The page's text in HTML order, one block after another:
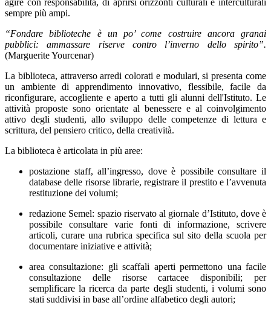
agire con responsabilità, di aprirsi orizzonti culturali e interculturali
sempre più ampi.
“Fondare biblioteche è un po’ come costruire ancora granai
pubblici: ammassare riserve contro l’inverno dello spirito”.
(Marguerite Yourcenar)
La biblioteca, attraverso arredi colorati e modulari, si presenta come
un ambiente di apprendimento innovativo, flessibile, facile da
riconfigurare, accogliente e aperto a tutti gli alunni dell'Istituto. Le
attività proposte sono orientate al benessere e al coinvolgimento
attivo degli studenti, allo sviluppo delle competenze di lettura e
scrittura, del pensiero critico, della creatività.
La biblioteca è articolata in più aree:
postazione staff,all’ingresso, dove è possibile consultare il
database delle risorse librarie, registrare il prestito e l’avvenuta
restituzione dei volumi;
redazione Semel: spazio riservato al giornale d’Istituto, dove è
possibile consultare varie fonti di informazione, scrivere
articoli, curare una rubrica specifica sul sito della scuola per
documentare iniziative e attività;
area consultazione: gli scaffali aperti permettono una facile
consultazione delle risorse cartacee disponibili; per
semplificare la ricerca da parte degli studenti, i volumi sono
stati suddivisi in base all’ordine alfabetico degli autori;